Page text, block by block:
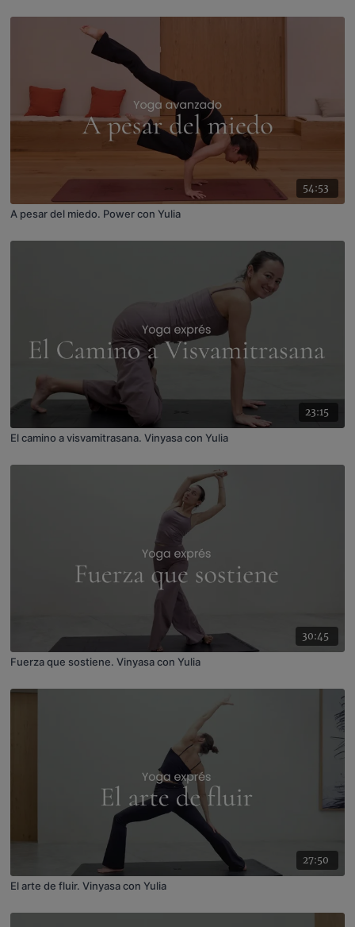
54:53
A pesar del miedo. Power con Yulia
23:15
El camino a visvamitrasana. Vinyasa con Yulia
30:45
Fuerza que sostiene. Vinyasa con Yulia
27:50
El arte de fluir. Vinyasa con Yulia